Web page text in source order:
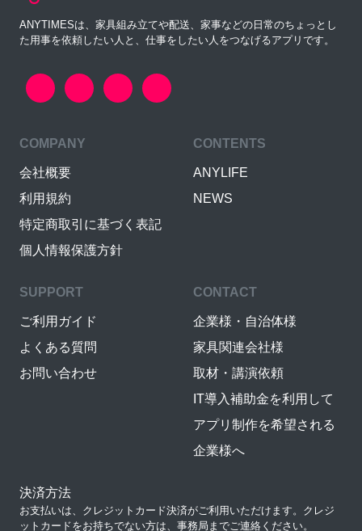
ANYTIMESは、家具組み立てや配送、家事などの日常のちょっとし
た用事を依頼したい人と、仕事をしたい人をつなげるアプリです。
COMPANY
会社概要
利用規約
特定商取引に基づく表記
個人情報保護方針
CONTENTS
ANYLIFE
NEWS
SUPPORT
ご利用ガイド
よくある質問
お問い合わせ
CONTACT
企業様・自治体様
家具関連会社様
取材・講演依頼
IT導入補助金を利用して
アプリ制作を希望される
企業様へ
決済方法
お支払いは、クレジットカード決済がご利用いただけます。クレジ
ットカードをお持ちでない方は、事務局までご連絡ください。